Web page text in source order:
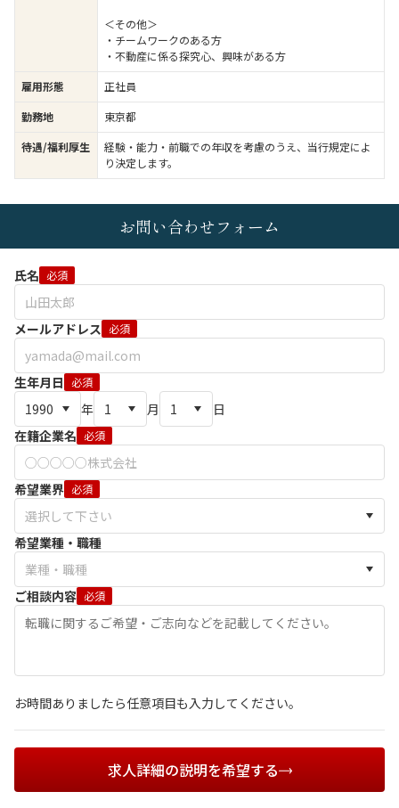
＜その他＞
・チームワークのある方
・不動産に係る探究心、興味がある方
雇用形態
正社員
勤務地
東京都
待遇/福利厚生
経験・能力・前職での年収を考慮のうえ、当行規定によ
り決定します。
お問い合わせフォーム
氏名 必須
メールアドレス 必須
生年月日 必須
年 月
日
在籍企業名 必須
希望業界 必須
希望業種・職種
ご相談内容 必須
お時間ありましたら任意項目も入力してください。
求人詳細の説明を希望する